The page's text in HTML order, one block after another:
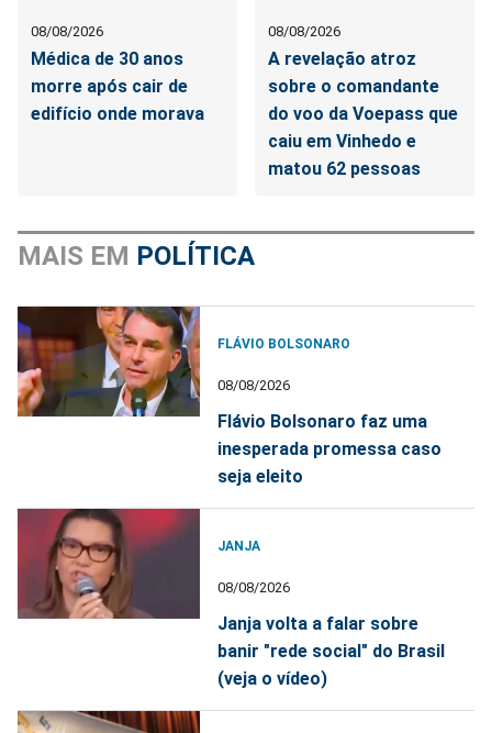
08/08/2026
Médica de 30 anos
morre após cair de
edifício onde morava
08/08/2026
A revelação atroz
sobre o comandante
do voo da Voepass que
caiu em Vinhedo e
matou 62 pessoas
MAIS EM POLÍTICA
FLÁVIO BOLSONARO
08/08/2026
Flávio Bolsonaro faz uma
inesperada promessa caso
seja eleito
JANJA
08/08/2026
Janja volta a falar sobre
banir "rede social" do Brasil
(veja o vídeo)